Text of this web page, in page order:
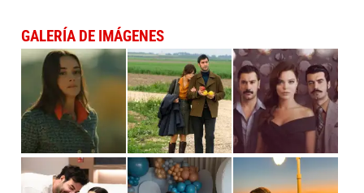
GALERÍA DE IMÁGENES